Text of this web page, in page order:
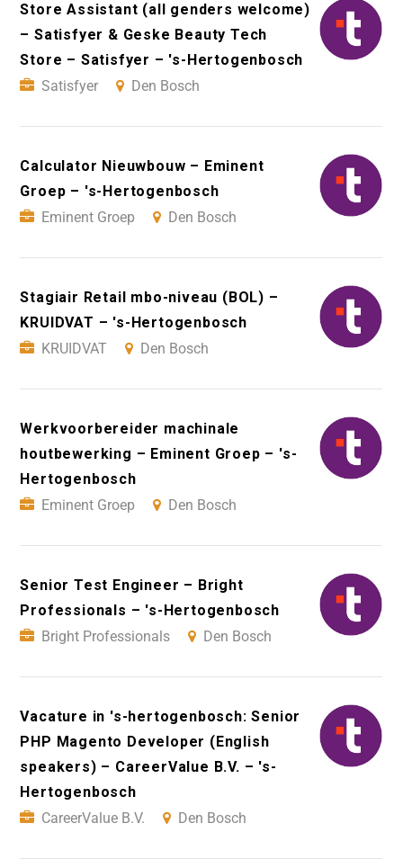
Store Assistant (all genders welcome)
– Satisfyer & Geske Beauty Tech
Store – Satisfyer – 's-Hertogenbosch
Satisfyer
Den Bosch
Calculator Nieuwbouw – Eminent
Groep – 's-Hertogenbosch
Eminent Groep
Den Bosch
Stagiair Retail mbo-niveau (BOL) –
KRUIDVAT – 's-Hertogenbosch
KRUIDVAT
Den Bosch
Werkvoorbereider machinale
houtbewerking – Eminent Groep – 's-
Hertogenbosch
Eminent Groep
Den Bosch
Senior Test Engineer – Bright
Professionals – 's-Hertogenbosch
Bright Professionals
Den Bosch
Vacature in 's-hertogenbosch: Senior
PHP Magento Developer (English
speakers) – CareerValue B.V. – 's-
Hertogenbosch
CareerValue B.V.
Den Bosch